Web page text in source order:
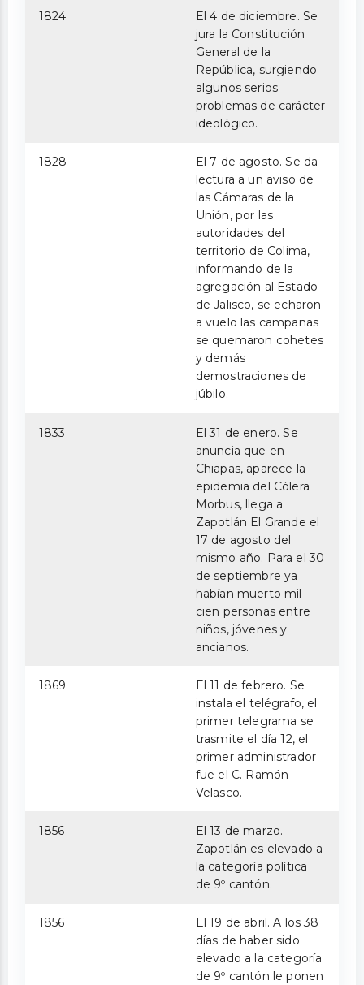
1824
El 4 de diciembre. Se
jura la Constitución
General de la
República, surgiendo
algunos serios
problemas de carácter
ideológico.
1828
El 7 de agosto. Se da
lectura a un aviso de
las Cámaras de la
Unión, por las
autoridades del
territorio de Colima,
informando de la
agregación al Estado
de Jalisco, se echaron
a vuelo las campanas
se quemaron cohetes
y demás
demostraciones de
júbilo.
1833
El 31 de enero. Se
anuncia que en
Chiapas, aparece la
epidemia del Cólera
Morbus, llega a
Zapotlán El Grande el
17 de agosto del
mismo año. Para el 30
de septiembre ya
habían muerto mil
cien personas entre
niños, jóvenes y
ancianos.
1869
El 11 de febrero. Se
instala el telégrafo, el
primer telegrama se
trasmite el día 12, el
primer administrador
fue el C. Ramón
Velasco.
1856
El 13 de marzo.
Zapotlán es elevado a
la categoría política
de 9º cantón.
1856
El 19 de abril. A los 38
días de haber sido
elevado a la categoría
de 9º cantón le ponen